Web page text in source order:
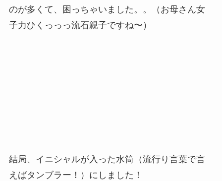
のが多くて、困っちゃいました。。（お母さん女
子力ひくっっっ流石親子ですね〜）
結局、イニシャルが入った水筒（流行り言葉で言
えばタンブラー！）にしました！